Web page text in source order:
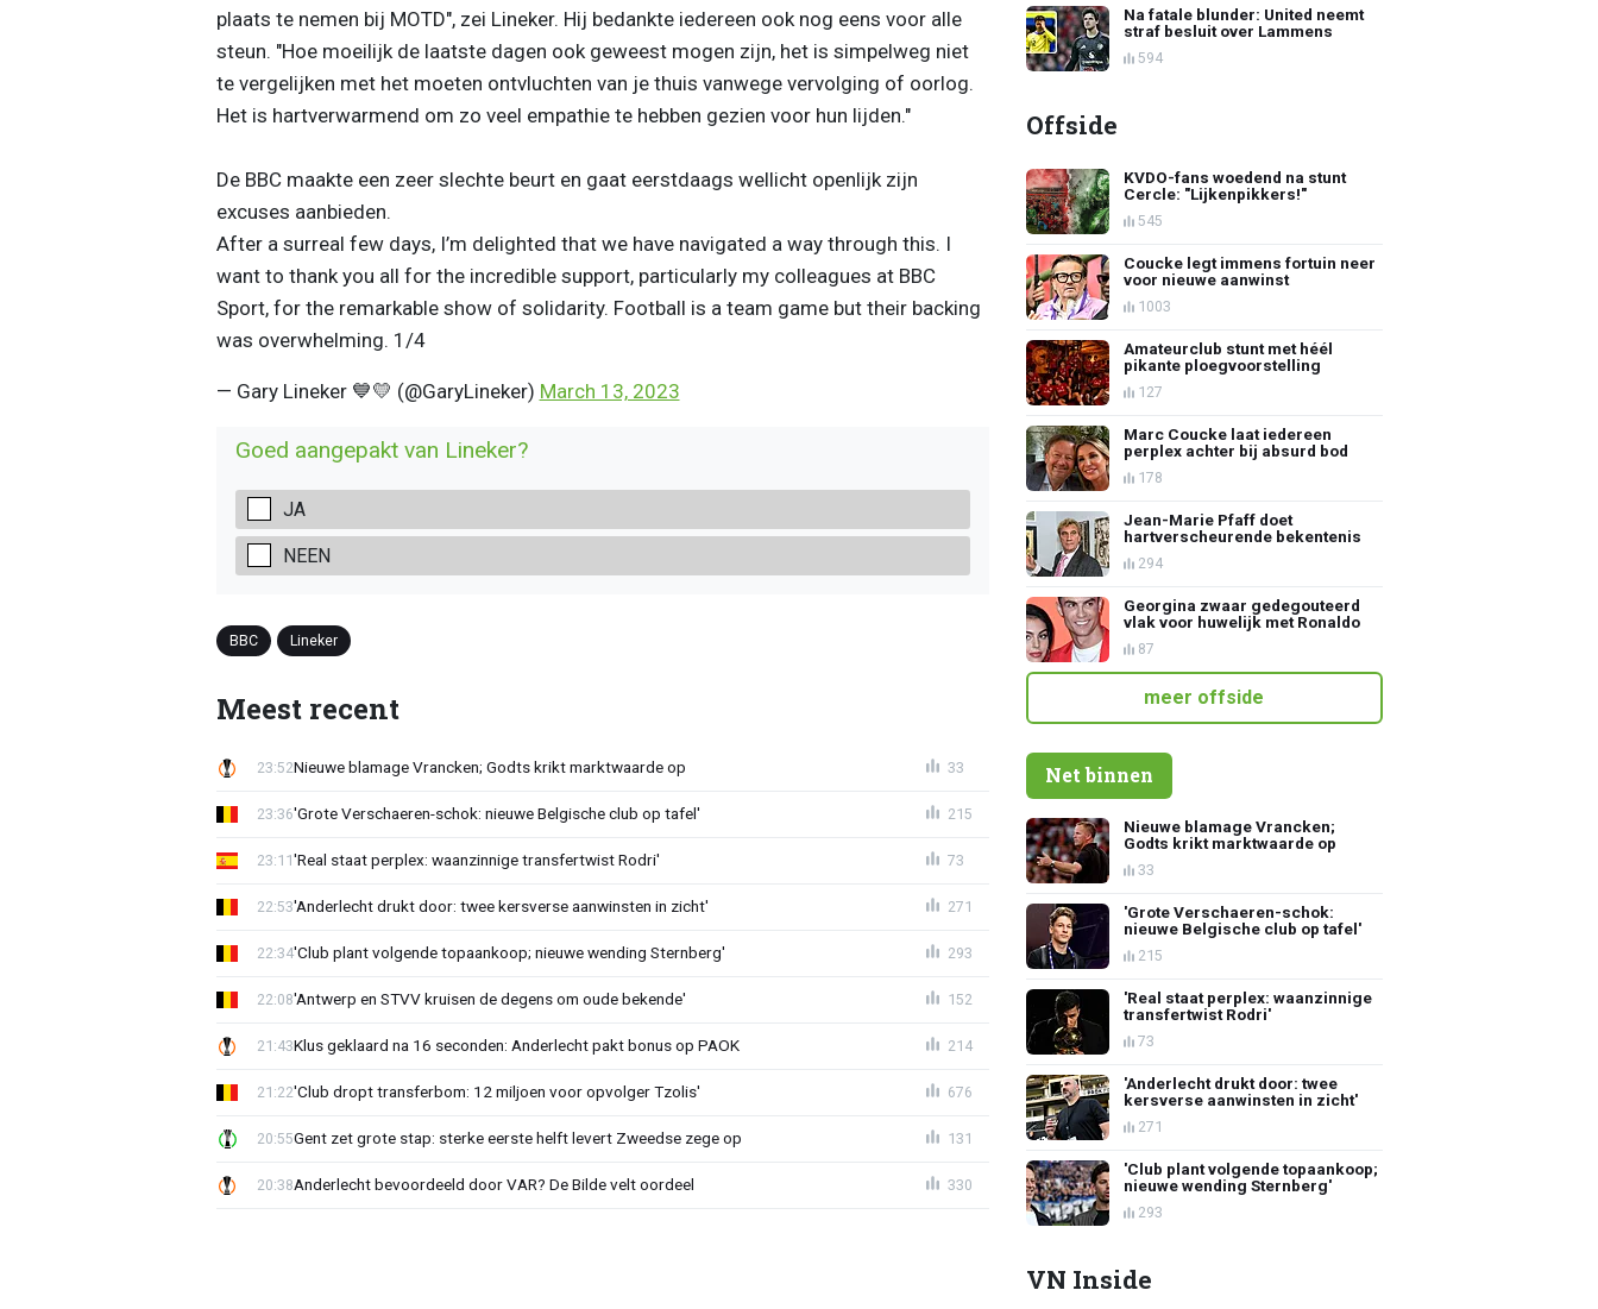
plaats te nemen bij MOTD", zei Lineker. Hij bedankte iedereen ook nog eens voor alle
steun. "Hoe moeilijk de laatste dagen ook geweest mogen zijn, het is simpelweg niet
te vergelijken met het moeten ontvluchten van je thuis vanwege vervolging of oorlog.
Het is hartverwarmend om zo veel empathie te hebben gezien voor hun lijden."
De BBC maakte een zeer slechte beurt en gaat eerstdaags wellicht openlijk zijn
excuses aanbieden.
After a surreal few days, I’m delighted that we have navigated a way through this. I
want to thank you all for the incredible support, particularly my colleagues at BBC
Sport, for the remarkable show of solidarity. Football is a team game but their backing
was overwhelming. 1/4
— Gary Lineker 💙💛 (@GaryLineker) March 13, 2023
Goed aangepakt van Lineker?
JA
NEEN
BBC Lineker
Meest recent
Nieuwe blamage Vrancken; Godts krikt marktwaarde op
23:52 33
'Grote Verschaeren-schok: nieuwe Belgische club op tafel'
23:36 215
'Real staat perplex: waanzinnige transfertwist Rodri'
23:11 73
'Anderlecht drukt door: twee kersverse aanwinsten in zicht'
22:53 271
'Club plant volgende topaankoop; nieuwe wending Sternberg'
22:34 293
'Antwerp en STVV kruisen de degens om oude bekende'
22:08 152
Klus geklaard na 16 seconden: Anderlecht pakt bonus op PAOK
21:43 214
'Club dropt transferbom: 12 miljoen voor opvolger Tzolis'
21:22 676
Gent zet grote stap: sterke eerste helft levert Zweedse zege op
20:55 131
Anderlecht bevoordeeld door VAR? De Bilde velt oordeel
20:38 330
Na fatale blunder: United neemt
straf besluit over Lammens
594
Offside
KVDO-fans woedend na stunt
Cercle: "Lijkenpikkers!"
545
Coucke legt immens fortuin neer
voor nieuwe aanwinst
1003
Amateurclub stunt met héél
pikante ploegvoorstelling
127
Marc Coucke laat iedereen
perplex achter bij absurd bod
178
Jean-Marie Pfaff doet
hartverscheurende bekentenis
294
Georgina zwaar gedegouteerd
vlak voor huwelijk met Ronaldo
87
meer offside
Net binnen
Nieuwe blamage Vrancken;
Godts krikt marktwaarde op
33
'Grote Verschaeren-schok:
nieuwe Belgische club op tafel'
215
'Real staat perplex: waanzinnige
transfertwist Rodri'
73
'Anderlecht drukt door: twee
kersverse aanwinsten in zicht'
271
'Club plant volgende topaankoop;
nieuwe wending Sternberg'
293
VN Inside